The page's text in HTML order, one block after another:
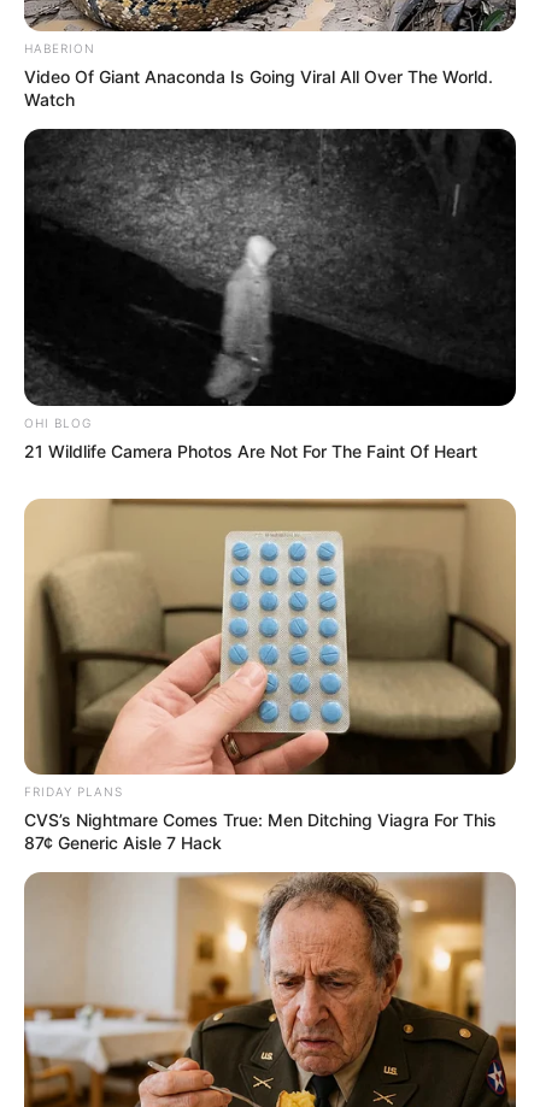
HABERION
Video Of Giant Anaconda Is Going Viral All Over The World.
Watch
OHI BLOG
21 Wildlife Camera Photos Are Not For The Faint Of Heart
FRIDAY PLANS
CVS’s Nightmare Comes True: Men Ditching Viagra For This
87¢ Generic Aisle 7 Hack